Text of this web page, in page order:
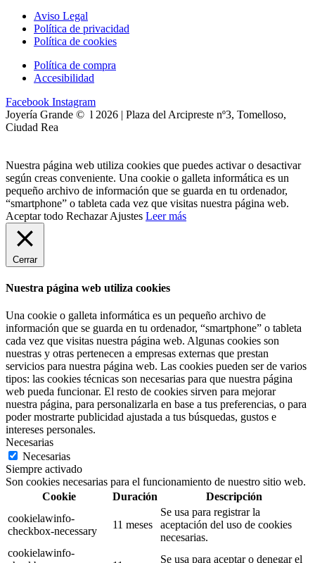
Aviso Legal
Política de privacidad
Política de cookies
Política de compra
Accesibilidad
Facebook Instagram
Joyería Grande © l 2026 | Plaza del Arcipreste nº3, Tomelloso,
Ciudad Rea
Nuestra página web utiliza cookies que puedes activar o desactivar
según creas conveniente. Una cookie o galleta informática es un
pequeño archivo de información que se guarda en tu ordenador,
“smartphone” o tableta cada vez que visitas nuestra página web.
Aceptar todo Rechazar Ajustes Leer más
Cerrar
Nuestra página web utiliza cookies
Una cookie o galleta informática es un pequeño archivo de
información que se guarda en tu ordenador, “smartphone” o tableta
cada vez que visitas nuestra página web. Algunas cookies son
nuestras y otras pertenecen a empresas externas que prestan
servicios para nuestra página web. Las cookies pueden ser de varios
tipos: las cookies técnicas son necesarias para que nuestra página
web pueda funcionar. El resto de cookies sirven para mejorar
nuestra página, para personalizarla en base a tus preferencias, o para
poder mostrarte publicidad ajustada a tus búsquedas, gustos e
intereses personales.
Necesarias
Necesarias
Siempre activado
Son cookies necesarias para el funcionamiento de nuestro sitio web.
Cookie
Duración
Descripción
cookielawinfo-
checkbox-necessary
11 meses
Se usa para registrar la
aceptación del uso de cookies
necesarias.
cookielawinfo-
Se usa para aceptar o denegar el